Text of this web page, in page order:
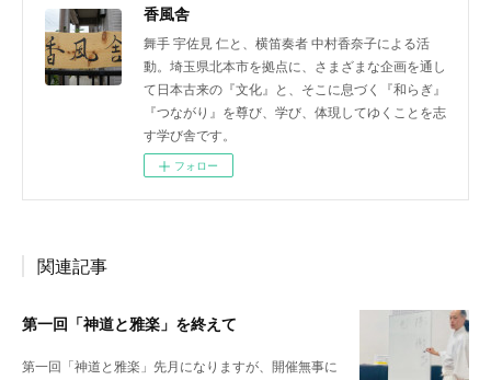
香風舎
舞手 宇佐見 仁と、横笛奏者 中村香奈子による活
動。埼玉県北本市を拠点に、さまざまな企画を通し
て日本古来の『文化』と、そこに息づく『和らぎ』
『つながり』を尊び、学び、体現してゆくことを志
す学び舎です。
フォロー
関連記事
第一回「神道と雅楽」を終えて
第一回「神道と雅楽」先月になりますが、開催無事に